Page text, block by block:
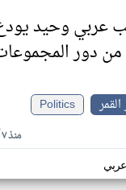
عربي وحيد
Politics
منذ ٧ أشهر